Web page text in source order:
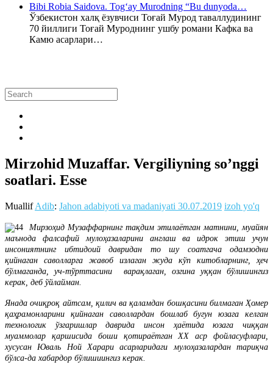
Bibi Robia Saidova. Tog‘ay Murodning “Bu dunyoda…
Ўзбекистон халқ ёзувчиси Тоғай Мурод таваллудининг
70 йиллиги Тоғай Муроднинг ушбу романи Кафка ва
Камю асарлари…
Mirzohid Muzaffar. Vergiliyning so’nggi
soatlari. Esse
MuallifAdib: Jahon adabiyoti va madaniyati 30.07.2019 izoh yo'q
Мирзоҳид Музаффарнинг тақдим этилаётган матнини, муайян
маънода фалсафий мулоҳазаларини англаш ва идрок этиш учун
инсониятнинг ибтидоий давридан то шу соатгача одамзодни
қийнаган саволларга жавоб излаган жуда кўп китобларнинг, ҳеч
бўлмаганда, уч-тўрттасини варақлаган, озгина уққан бўлишингиз
керак, деб ўйлайман.
Янада очиқроқ айтсам, қилич ва қаламдан бошқасини билмаган Ҳомер
қаҳрамонларини қийнаган саволлардан бошлаб бугун юзага келган
технологик ўзгаришлар даврида инсон ҳаётида юзага чиққан
муаммолар қаршисида боши қотираётган ХХ аср фойласуфлари,
хусусан Юваль Ной Харари асарларидаги мулоҳазалардан тариқча
бўлса-да хабардор бўлишиингиз керак.